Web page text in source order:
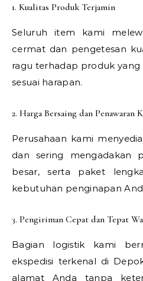
1. Kualitas Produk Terjamin
Seluruh item kami
cermat dan pengetesan
ragu terhadap produk
sesuai harapan.
2. Harga Bersaing dan Penawaran
Perusahaan kami
dan sering mengadakan
besar, serta paket
kebutuhan penginapan
3. Pengiriman Cepat dan Tepat
Bagian logistik kami
ekspedisi terkenal di
alamat Anda tanpa